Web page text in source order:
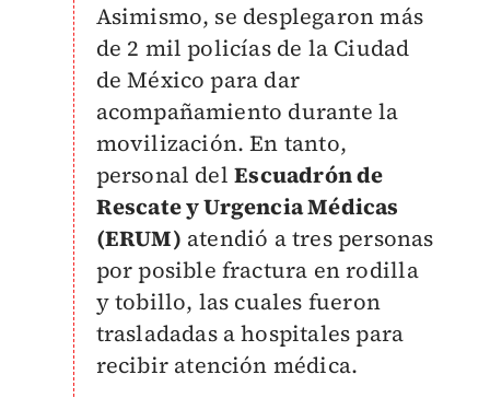
Asimismo, se desplegaron más
de 2 mil policías de la Ciudad
de México para dar
acompañamiento durante la
movilización. En tanto,
personal delEscuadrón de
Rescate y Urgencia Médicas
(ERUM) atendió a tres personas
por posible fractura en rodilla
y tobillo, las cuales fueron
trasladadas a hospitales para
recibir atención médica.